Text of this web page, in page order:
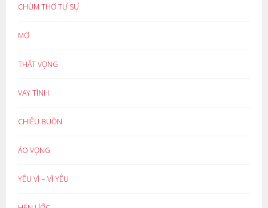
CHÙM THƠ TỰ SỰ
MƠ
THẤT VỌNG
VAY TÌNH
CHIỀU BUỒN
ẢO VỌNG
YÊU VÌ – VÌ YÊU